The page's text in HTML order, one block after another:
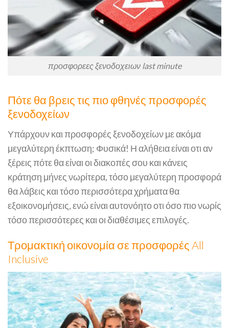
προσφορεες ξενοδοχειων last minute
Πότε θα βρεις τις πιο φθηνές προσφορές
ξενοδοχείων
Υπάρχουν και προσφορές ξενοδοχείων με ακόμα
μεγαλύτερη έκπτωση; Φυσικά! Η αλήθεια είναι οτι αν
ξέρεις πότε θα είναι οι διακοπές σου και κάνεις
κράτηση μήνες νωρίτερα, τόσο μεγαλύτερη προσφορά
θα λάβεις και τόσο περισσότερα χρήματα θα
εξοικονομήσεις, ενώ είναι αυτονόητο οτι όσο πιο νωρίς
τόσο περισσότερες και οι διαθέσιμες επιλογές.
Τρομακτική οικονομία σε προσφορές All
Inclusive